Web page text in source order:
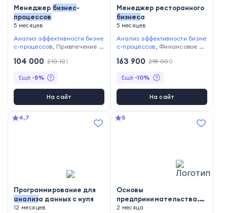
Менеджер бизнес-
процессов
5 месяцев
Анализ эффективности бизне
с-процессов, Привлечение ф
,Делегирование задач
Организация деловой комм
уникации,Оптимизация рути
нных задач,Постановка цел
ей и задач,Проведение пре
вание и организация времен
Стратегическое планиров
104 000 210 101
Ещё -5%
На сайт
Менеджер ресторанного
бизнеса
5 месяцев
Анализ эффективности бизне
с-процессов, Финансовое пл
нес-процессами,Организац
оставление проектной докум
ентации
163 900 298 000
Ещё -10%
На сайт
4,7
Программирование для
анализа данных с нуля
12 месяцев
5
Основы
предпринимательства.
Начни свой
2 месяца